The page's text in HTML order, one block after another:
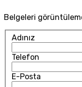
Belgeleri
Adınız
Telefon
E-Posta